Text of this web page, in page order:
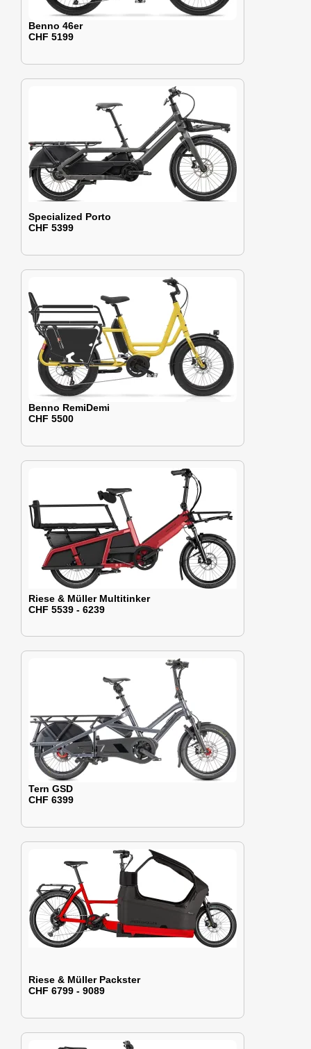
Benno 46er
CHF 5199
Specialized Porto
CHF 5399
Benno RemiDemi
CHF 5500
Riese & Müller Multitinker
CHF 5539 - 6239
Tern GSD
CHF 6399
Riese & Müller Packster
CHF 6799 - 9089